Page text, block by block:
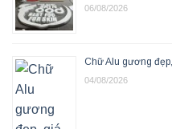
06/08/2026
Chữ Alu gương
04/08/2026